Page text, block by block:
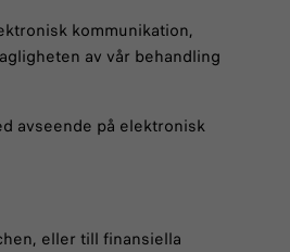
kommunikation,
av vår behandling
avseende på elektronisk
eller till finansiella